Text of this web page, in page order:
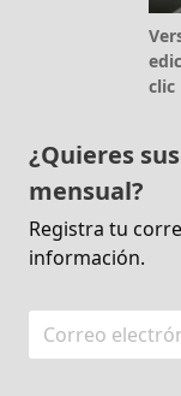
clic
¿Quieres
mensual?
Registra tu
información.